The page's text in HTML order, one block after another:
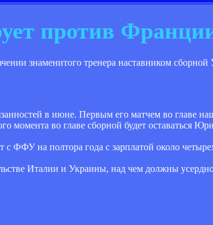
против
знаменитого тренера наставником
в июне. Первым его матчем во главе
момента во главе сборной будет оставаться
с ФФУ на полтора года с зарплатой около
Италии и Украины, над чем должны